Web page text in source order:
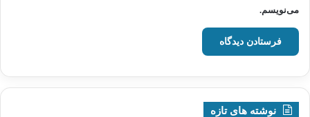
می‌نویسم.
نوشته های تازه